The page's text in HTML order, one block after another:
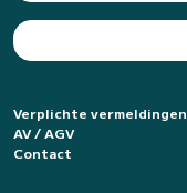
Verplichte vermeldingen
AV / AGV
Contact